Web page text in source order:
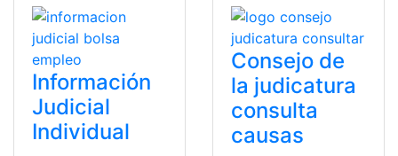
Información
Judicial
Individual
Consejo de
la judicatura
consulta
causas